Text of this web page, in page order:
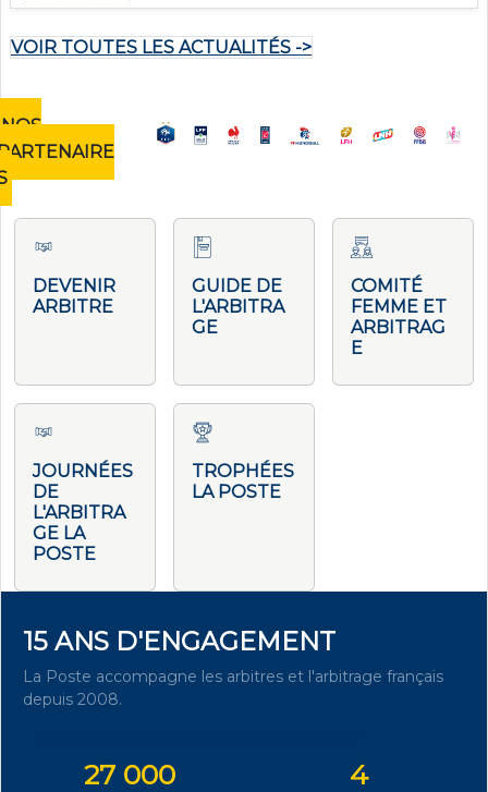
VOIR TOUTES LES ACTUALITÉS ->
NOS
DEVENIR
ARBITRE
GUIDE DE
L'ARBITRA
GE
COMITÉ
FEMME ET
ARBITRAG
E
JOURNÉES
DE
L'ARBITRA
GE LA
POSTE
TROPHÉES
LA POSTE
15 ANS D'ENGAGEMENT
La Poste accompagne les arbitres et l'arbitrage français
depuis 2008.
27 000 4